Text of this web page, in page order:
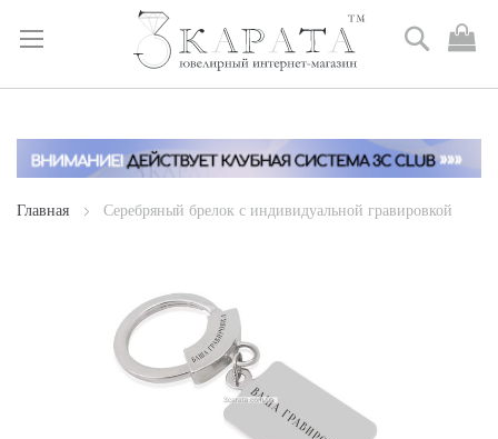
Skip
Content
Поиск
Главная Серебряный брелок с индивидуальной гравировкой